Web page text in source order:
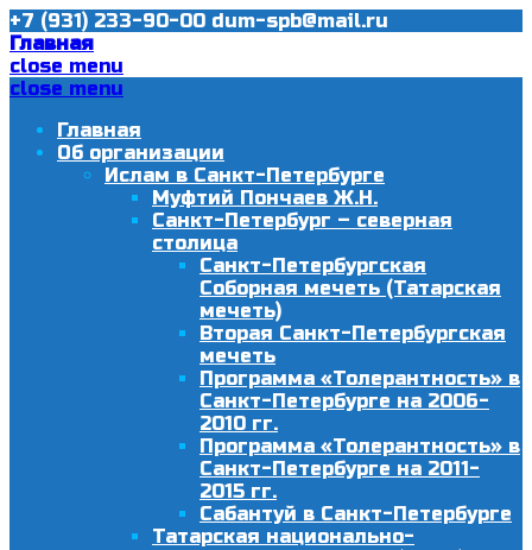
+7 (931) 233-90-00 dum-spb@mail.ru
Главная
close menu
close menu
Главная
Об организации
Ислам в Санкт-Петербурге
Муфтий Пончаев Ж.Н.
Санкт-Петербург – северная
столица
Санкт-Петербургская
Соборная мечеть (Татарская
мечеть)
Вторая Санкт-Петербургская
мечеть
Программа «Толерантность» в
Санкт-Петербурге на 2006-
2010 гг.
Программа «Толерантность» в
Санкт-Петербурге на 2011-
2015 гг.
Сабантуй в Санкт-Петербурге
Татарская национально-